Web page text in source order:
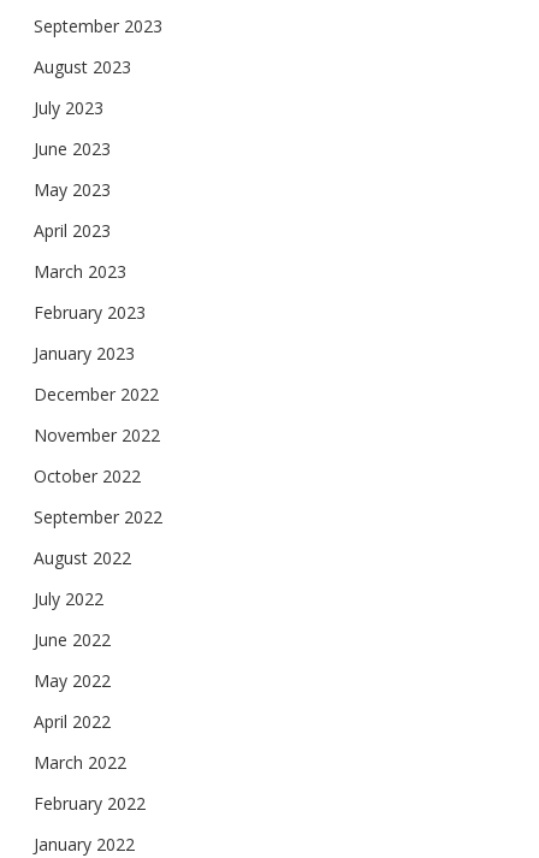
September 2023
August 2023
July 2023
June 2023
May 2023
April 2023
March 2023
February 2023
January 2023
December 2022
November 2022
October 2022
September 2022
August 2022
July 2022
June 2022
May 2022
April 2022
March 2022
February 2022
January 2022